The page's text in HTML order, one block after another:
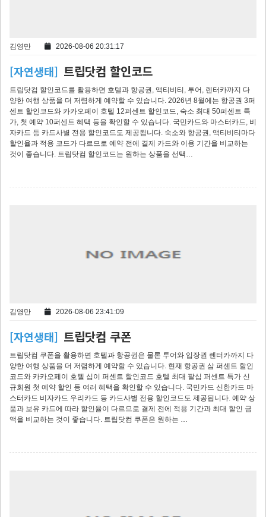
김영만 2026-08-06 20:31:17
[자연생태] 트립닷컴 할인코드
트립닷컴 할인코드 를 활용하면 호텔과 항공권, 액티비티, 투어, 렌터카까지 다
양한 여행 상품을 더 저렴하게 예약할 수 있습니다. 2026년 8월에는 항공권 3퍼
센트 할인코드와 카카오페이 호텔 12퍼센트 할인코드, 숙소 최대 50퍼센트 특
가, 첫 예약 10퍼센트 혜택 등을 확인할 수 있습니다. 국민카드와 마스터카드, 비
자카드 등 카드사별 전용 할인코드도 제공됩니다. 숙소와 항공권, 액티비티마다
할인율과 적용 코드가 다르므로 예약 전에 결제 카드와 이용 기간을 비교하는
것이 좋습니다. 트립닷컴 할인코드는 원하는 상품을 선택…
김영만 2026-08-06 23:41:09
[자연생태] 트립닷컴 쿠폰
트립닷컴 쿠폰을 활용하면 호텔과 항공권은 물론 투어와 입장권 렌터카까지 다
양한 여행 상품을 더 저렴하게 예약할 수 있습니다. 현재 항공권 삼 퍼센트 할인
코드와 카카오페이 호텔 십이 퍼센트 할인코드 호텔 최대 팔십 퍼센트 특가 신
규회원 첫 예약 할인 등 여러 혜택을 확인할 수 있습니다. 국민카드 신한카드 마
스터카드 비자카드 우리카드 등 카드사별 전용 할인코드도 제공됩니다. 예약 상
품과 보유 카드에 따라 할인율이 다르므로 결제 전에 적용 기간과 최대 할인 금
액을 비교하는 것이 좋습니다. 트립닷컴 쿠폰은 원하는 …